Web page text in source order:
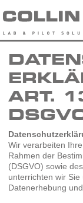
ART.
Wir verarbeiten
Rahmen der
(DSGVO) sowie
unterrichten wir
Datenerhebung